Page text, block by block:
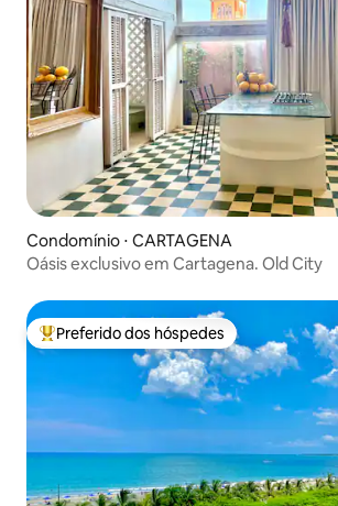
Condomínio ⋅ CARTAGENA
Oásis exclusivo em Cartagena. Old City
Entre os melhores preferidos dos
Preferido dos hóspedes